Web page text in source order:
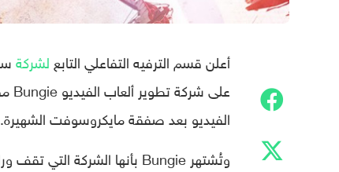
أعلن قسم الترفيه التفاعلي التابع لشركة
الفيديو بعد صفقة مايكروسوفت الشهيرة.